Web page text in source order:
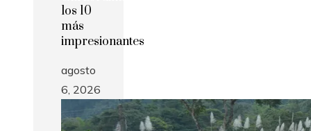
los 10
más
impresionantes
agosto
6, 2026